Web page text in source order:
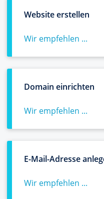
Website erstellen
Wir empfehlen ...
Domain einrichten
Wir empfehlen ...
E-Mail-Adresse
Wir empfehlen ...